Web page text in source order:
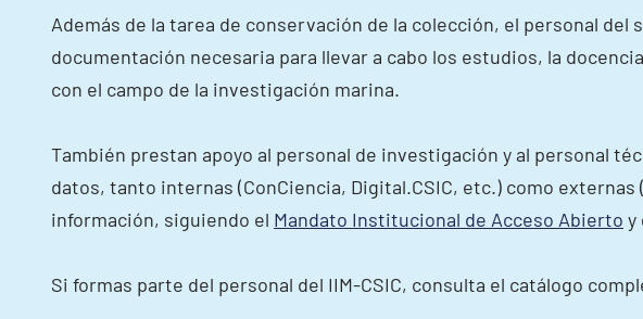
Además de la tarea de conservación de la colección, el personal
documentación necesaria para llevar a cabo los estudios, la
con el campo de la investigación marina.
También prestan apoyo al personal de investigación y al personal
datos, tanto internas (ConCiencia, Digital.CSIC, etc.) como
información, siguiendo el Mandato Institucional de Acceso Abierto y
Si formas parte del personal del IIM-CSIC, consulta el catálogo